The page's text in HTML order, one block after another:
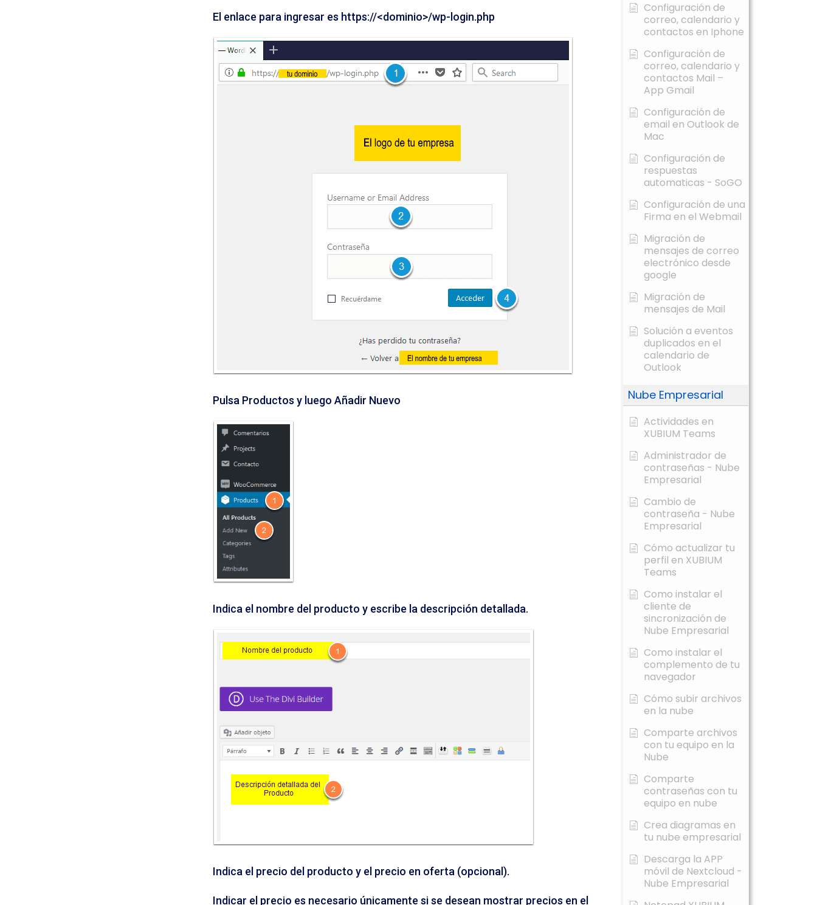
El enlace para ingresar es https://<dominio>/wp-login.php
Pulsa Productos y luego Añadir Nuevo
Indica el nombre del producto y escribe la descripción detallada.
Indica el precio del producto y el precio en oferta (opcional).
Indicar el precio es necesario únicamente si se desean mostrar precios en el
Configuración de
correo, calendario y
contactos en Iphone
Configuración de
correo, calendario y
contactos Mail –
App Gmail
Configuración de
email en Outlook de
Mac
Configuración de
respuestas
automaticas - SoGO
Configuración de una
Firma en el Webmail
Migración de
mensajes de correo
electrónico desde
google
Migración de
mensajes de Mail
Solución a eventos
duplicados en el
calendario de
Outlook
Nube Empresarial
Actividades en
XUBIUM Teams
Administrador de
contraseñas - Nube
Empresarial
Cambio de
contraseña - Nube
Empresarial
Cómo actualizar tu
perfil en XUBIUM
Teams
Como instalar el
cliente de
sincronización de
Nube Empresarial
Como instalar el
complemento de tu
navegador
Cómo subir archivos
en la nube
Comparte archivos
con tu equipo en la
Nube
Comparte
contraseñas con tu
equipo en nube
Crea diagramas en
tu nube empresarial
Descarga la APP
móvil de Nextcloud -
Nube Empresarial